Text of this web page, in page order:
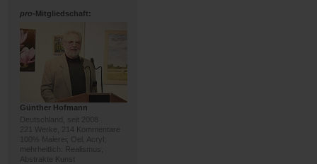
pro-Mitgliedschaft:
Günther Hofmann
Deutschland, seit 2008
221 Werke, 214 Kommentare
100% Malerei; Oel, Acryl;
mehrheitlich: Realismus,
Abstrakte Kunst